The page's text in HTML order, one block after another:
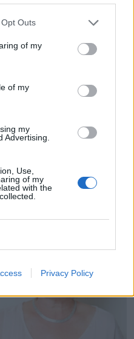
Outs
of my
of my
my
Advertising.
Use,
of my
with the
Privacy Policy
kas ziņo -